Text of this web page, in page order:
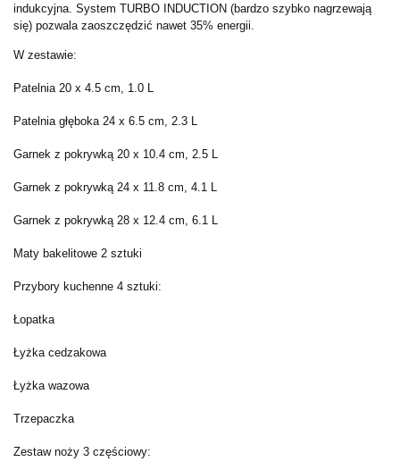
indukcyjna. System TURBO INDUCTION (bardzo szybko nagrzewają
się) pozwala zaoszczędzić nawet 35% energii.
W zestawie:
Patelnia 20 x 4.5 cm, 1.0 L
Patelnia głęboka 24 x 6.5 cm, 2.3 L
Garnek z pokrywką 20 x 10.4 cm, 2.5 L
Garnek z pokrywką 24 x 11.8 cm, 4.1 L
Garnek z pokrywką 28 x 12.4 cm, 6.1 L
Maty bakelitowe 2 sztuki
Przybory kuchenne 4 sztuki:
Łopatka
Łyżka cedzakowa
Łyżka wazowa
Trzepaczka
Zestaw noży 3 częściowy: